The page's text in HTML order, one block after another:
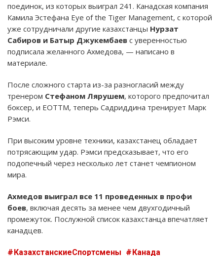
поединок, из которых выиграл 241. Канадская компания
Камила Эстефана Eye of the Tiger Management, с которой
уже сотрудничали другие казахстанцы Нурзат
Сабиров и Батыр Джукембаев с уверенностью
подписала желанного Ахмедова, — написано в
материале.
После сложного старта из-за разногласий между
тренером Стефаном Лярушем, которого предпочитал
боксер, и EOTTM, теперь Садриддина тренирует Марк
Рэмси.
При высоким уровне техники, казахстанец обладает
потрясающим удар. Рэмси предсказывает, что его
подопечный через несколько лет станет чемпионом
мира.
Ахмедов выиграл все 11 проведенных в профи
боев, включая десять за менее чем двухгодичный
промежуток. Послужной список казахстанца впечатляет
канадцев.
КазахстанскиеСпортсмены Канада